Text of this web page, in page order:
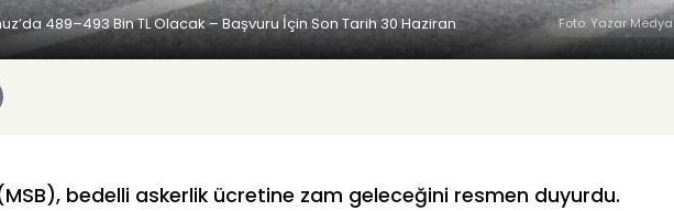
489–493 Bin TL Olacak – Başvuru İçin Son Tarih 30 Haziran Foto: Yazar Medya
(MSB), bedelli askerlik ücretine zam geleceğini resmen duyurdu.